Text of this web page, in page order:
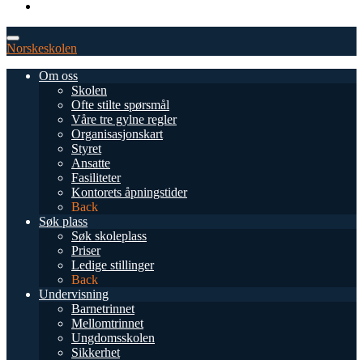
Norskeskolen
Om oss
Skolen
Ofte stilte spørsmål
Våre tre gylne regler
Organisasjonskart
Styret
Ansatte
Fasiliteter
Kontorets åpningstider
Back
Søk plass
Søk skoleplass
Priser
Ledige stillinger
Back
Undervisning
Barnetrinnet
Mellomtrinnet
Ungdomsskolen
Sikkerhet